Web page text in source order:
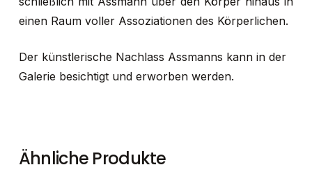
einen Raum voller Assoziationen des Körperlichen.
Der künstlerische Nachlass Assmanns kann in der
Galerie besichtigt und erworben werden.
Ähnliche Produkte